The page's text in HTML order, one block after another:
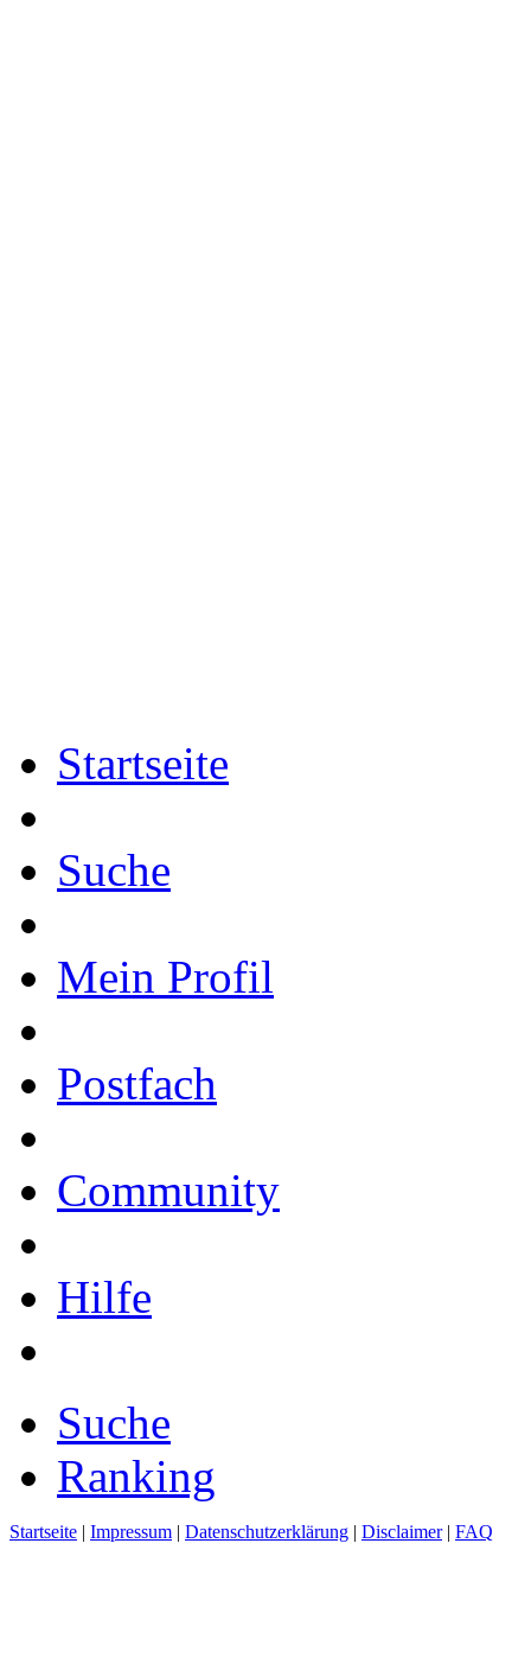
Startseite
Suche
Mein Profil
Postfach
Community
Hilfe
Suche
Ranking
Startseite | Impressum | Datenschutzerklärung | Disclaimer| FAQ